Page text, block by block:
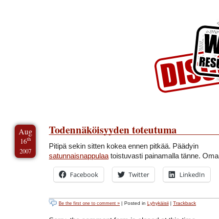
Aug
16th
2007
Todennäköisyyden toteutuma
Pitipä sekin sitten kokea ennen pitkää. Päädyin
satunnaisnappulaa toistuvasti painamalla tänne.
Facebook Twitter LinkedIn
Be the first one to comment » | Posted in Lyhykäisii | Trackback